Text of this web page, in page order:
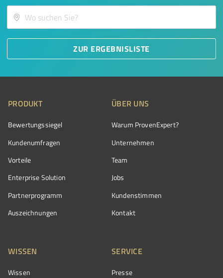
ZUR ERGEBNISLISTE
PRODUKT
Bewertungssiegel
Kundenumfragen
Vorteile
Enterprise Solution
Partnerprogramm
Auszeichnungen
ÜBER UNS
Warum ProvenExpert?
Unternehmen
Team
Jobs
Kundenstimmen
Kontakt
WISSEN
Wissen
SERVICE
Presse